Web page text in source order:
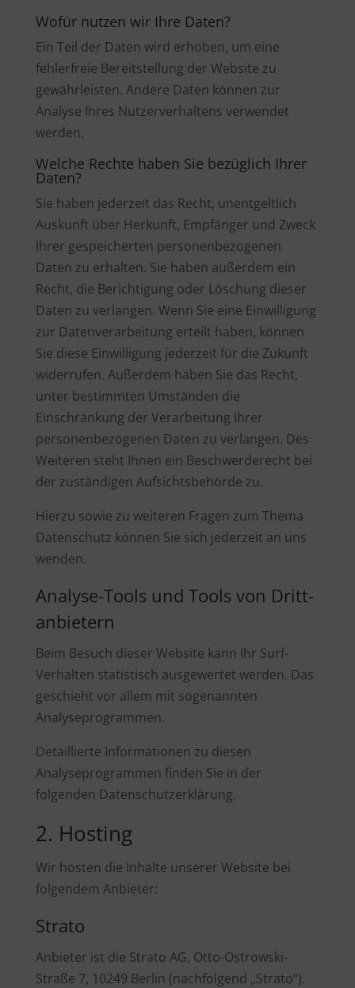
Wofür nutzen wir Ihre Daten?
Ein Teil der Daten wird erhoben, um eine
fehlerfreie Bereitstellung der Website zu
gewährleisten. Andere Daten können zur
Analyse Ihres Nutzerverhaltens verwendet
werden.
Welche Rechte haben Sie bezüglich Ihrer
Daten?
Sie haben jederzeit das Recht, unentgeltlich
Auskunft über Herkunft, Empfänger und Zweck
Ihrer gespeicherten personenbezogenen
Daten zu erhalten. Sie haben außerdem ein
Recht, die Berichtigung oder Löschung dieser
Daten zu verlangen. Wenn Sie eine Einwilligung
zur Datenverarbeitung erteilt haben, können
Sie diese Einwilligung jederzeit für die Zukunft
widerrufen. Außerdem haben Sie das Recht,
unter bestimmten Umständen die
Einschränkung der Verarbeitung Ihrer
personenbezogenen Daten zu verlangen. Des
Weiteren steht Ihnen ein Beschwerderecht bei
der zuständigen Aufsichtsbehörde zu.
Hierzu sowie zu weiteren Fragen zum Thema
Datenschutz können Sie sich jederzeit an uns
wenden.
Analyse-Tools und Tools von Dritt­
anbietern
Beim Besuch dieser Website kann Ihr Surf-
Verhalten statistisch ausgewertet werden. Das
geschieht vor allem mit sogenannten
Analyseprogrammen.
Detaillierte Informationen zu diesen
Analyseprogrammen finden Sie in der
folgenden Datenschutzerklärung.
2. Hosting
Wir hosten die Inhalte unserer Website bei
folgendem Anbieter:
Strato
Anbieter ist die Strato AG, Otto-Ostrowski-
Straße 7, 10249 Berlin (nachfolgend „Strato“).